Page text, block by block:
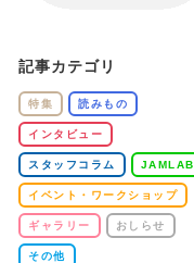
記事カテゴリ
特集 読みもの
インタビュー
スタッフコラム JAMLAB
イベント・ワークショップ
ギャラリー おしらせ
その他